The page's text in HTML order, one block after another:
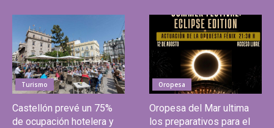
Turismo
Castellón prevé un 75%
de ocupación hotelera y
Oropesa
Oropesa del Mar ultima
los preparativos para el